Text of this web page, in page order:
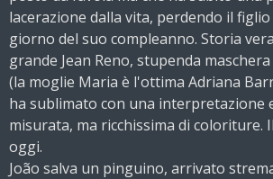
lacerazione dalla vita, perdendo il
giorno del suo compleanno. Storia
grande Jean Reno, stupenda
(la moglie Maria è l'ottima Adriana
ha sublimato con una interpretazione
misurata, ma ricchissima di coloriture.
oggi.
João salva un pinguino, arrivato